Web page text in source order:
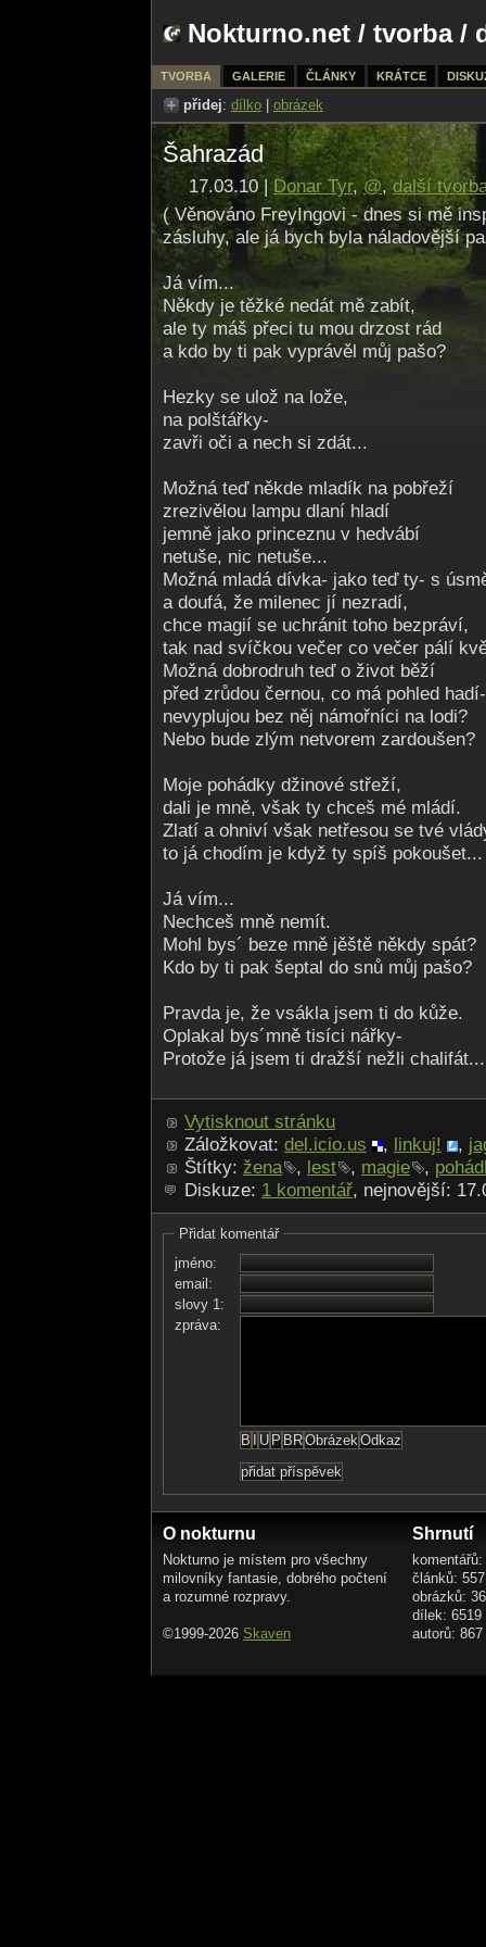
Nokturno.net / tvorba/
TVORBA GALERIE ČLÁNKY KRÁTCE
přidej: dílko obrázek
Šahrazád
17.03.10 |Donar Tyr,@,další
( Věnováno FreyIngovi - dnes si mě
zásluhy, ale já bych byla náladovější
Já vím...
Někdy je těžké nedát mě zabít,
ale ty máš přeci tu mou drzost rád
a kdo by ti pak vyprávěl můj pašo?
Hezky se ulož na lože,
na polštářky-
zavři oči a nech si zdát...
Možná teď někde mladík na pobřeží
zrezivělou lampu dlaní hladí
jemně jako princeznu v hedvábí
netuše, nic netuše...
Možná mladá dívka- jako teď ty- s
a doufá, že milenec jí nezradí,
chce magií se uchránit toho bezpráví,
tak nad svíčkou večer co večer pálí
Možná dobrodruh teď o život běží
před zrůdou černou, co má pohled hadí-
nevyplujou bez něj námořníci na lodi?
Nebo bude zlým netvorem zardoušen?
Moje pohádky džinové střeží,
dali je mně, však ty chceš mé mládí.
Zlatí a ohniví však netřesou se tvé
to já chodím je když ty spíš pokoušet...
Já vím...
Nechceš mně nemít.
Mohl bys´ beze mně jěště někdy spát?
Kdo by ti pak šeptal do snů můj pašo?
Pravda je, že vsákla jsem ti do kůže.
Oplakal bys´mně tisíci nářky-
Protože já jsem ti dražší nežli chalifát...
Vytisknout stránku
Záložkovat: del.icio.us , linkuj! ,
Štítky: žena , lest , magie ,
Diskuze: 1 komentář, nejnovější:
Přidat komentář
jméno:
email:
slovy 1:
zpráva:
O nokturnu
Nokturno je místem pro všechny
milovníky fantasie, dobrého počtení
a rozumné rozpravy.
©1999-2026 Skaven
Shrnutí
článků: 557
obrázků:
dílek: 6519
autorů: 867